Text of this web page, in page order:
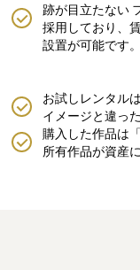
跡が目立たない
採用しており、
設置が可能です。
購入した作品は
所有作品が資産
お試しレンタル
イメージと違っ